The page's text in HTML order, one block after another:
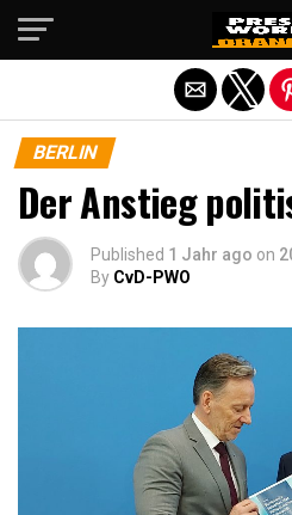
BERLIN
Der Anstieg
Published 1 Jahr ago on
By CvD-PWO
Die mobile